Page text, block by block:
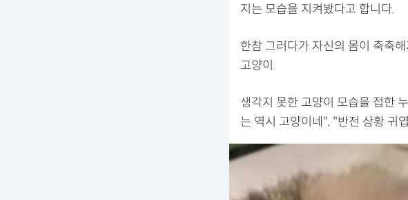
지는 모습을 지켜봤다고 합니다.
한참 그러다가 자신의 몸이 축축
고양이.
생각지 못한 고양이 모습을 접한
는 역시 고양이네", "반전 상황 귀